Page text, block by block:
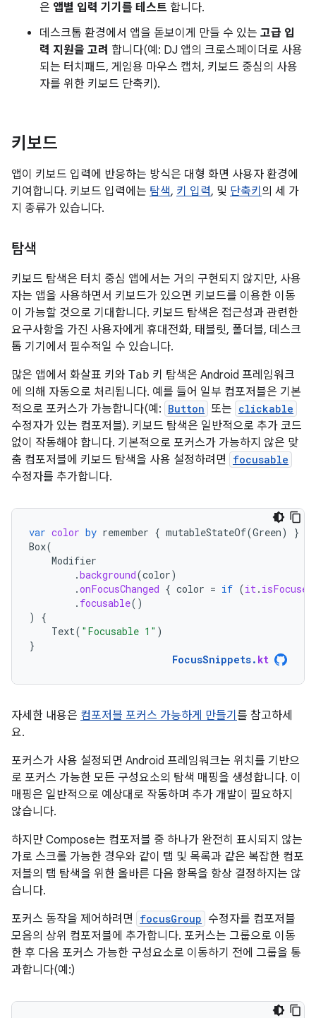
은 앱별 입력 기기를 테스트 합니다.
데스크톱 환경에서 앱을 돋보이게 만들 수 있는 고급 입
력 지원을 고려 합니다(예: DJ 앱의 크로스페이더로 사용
되는 터치패드, 게임용 마우스 캡처, 키보드 중심의 사용
자를 위한 키보드 단축키).
키보드
앱이 키보드 입력에 반응하는 방식은 대형 화면 사용자 환경에
기여합니다. 키보드 입력에는 탐색, 키 입력, 및 단축키 의 세 가
지 종류가 있습니다.
탐색
키보드 탐색은 터치 중심 앱에서는 거의 구현되지 않지만, 사용
자는 앱을 사용하면서 키보드가 있으면 키보드를 이용한 이동
이 가능할 것으로 기대합니다. 키보드 탐색은 접근성과 관련한
요구사항을 가진 사용자에게 휴대전화, 태블릿, 폴더블, 데스크
톱 기기에서 필수적일 수 있습니다.
많은 앱에서 화살표 키와 Tab 키 탐색은 Android 프레임워크
에 의해 자동으로 처리됩니다. 예를 들어 일부 컴포저블은 기본
적으로 포커스가 가능합니다(예: Button 또는 clickable
수정자가 있는 컴포저블). 키보드 탐색은 일반적으로 추가 코드
없이 작동해야 합니다. 기본적으로 포커스가 가능하지 않은 맞
춤 컴포저블에 키보드 탐색을 사용 설정하려면
focusable
수정자를 추가합니다.
var color by remember { mutableStateOf(Green)
}
Box(
Modifier
.background(color)
.onFocusChanged { color = if (it. isFocused
. focusable()
)
{
Text( "Focusable 1" )
}
FocusSnippets. kt
자세한 내용은 컴포저블 포커스 가능하게 만들기 를 참고하세
요.
포커스가 사용 설정되면 Android 프레임워크는 위치를 기반으
로 포커스 가능한 모든 구성요소의 탐색 매핑을 생성합니다. 이
매핑은 일반적으로 예상대로 작동하며 추가 개발이 필요하지
않습니다.
하지만 Compose는 컴포저블 중 하나가 완전히 표시되지 않는
가로 스크롤 가능한 경우와 같이 탭 및 목록과 같은 복잡한 컴포
저블의 탭 탐색을 위한 올바른 다음 항목을 항상 결정하지는 않
습니다.
포커스 동작을 제어하려면
focusGroup 수정자를 컴포저블
모음의 상위 컴포저블에 추가합니다. 포커스는 그룹으로 이동
한 후 다음 포커스 가능한 구성요소로 이동하기 전에 그룹을 통
과합니다(예:)